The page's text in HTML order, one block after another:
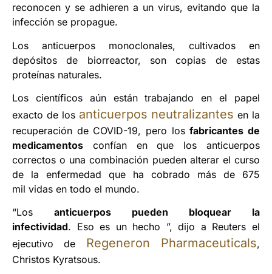
reconocen y se adhieren a un virus, evitando que la
infección se propague.
Los anticuerpos monoclonales, cultivados en
depósitos de biorreactor, son copias de estas
proteínas naturales.
Los científicos aún están trabajando en el papel
exacto de los anticuerpos neutralizantes en la
recuperación de COVID-19, pero losfabricantes de
medicamentos confían en que los anticuerpos
correctos o una combinación pueden alterar el curso
de la enfermedad que ha cobrado más de 675
mil vidas en todo el mundo.
“Los anticuerpos pueden bloquear la
infectividad. Eso es un hecho ”, dijo a Reuters el
ejecutivo de Regeneron Pharmaceuticals,
Christos Kyratsous.